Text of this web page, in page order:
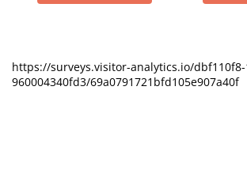
https://surveys.visitor-analytics.io/dbf110f8-
960004340fd3/69a0791721bfd105e907a40f